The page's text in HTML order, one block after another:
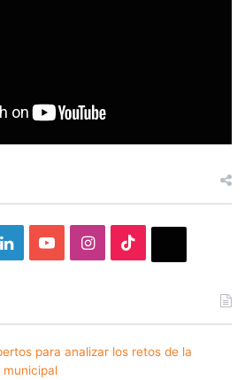
LinkedInYouTubeInstagram
para analizar los retos de la